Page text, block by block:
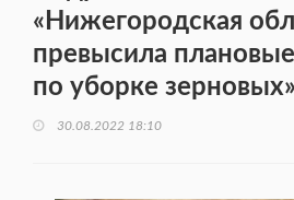
«Нижегородская
превысила
по уборке зерновых»
30.08.2022 18:10